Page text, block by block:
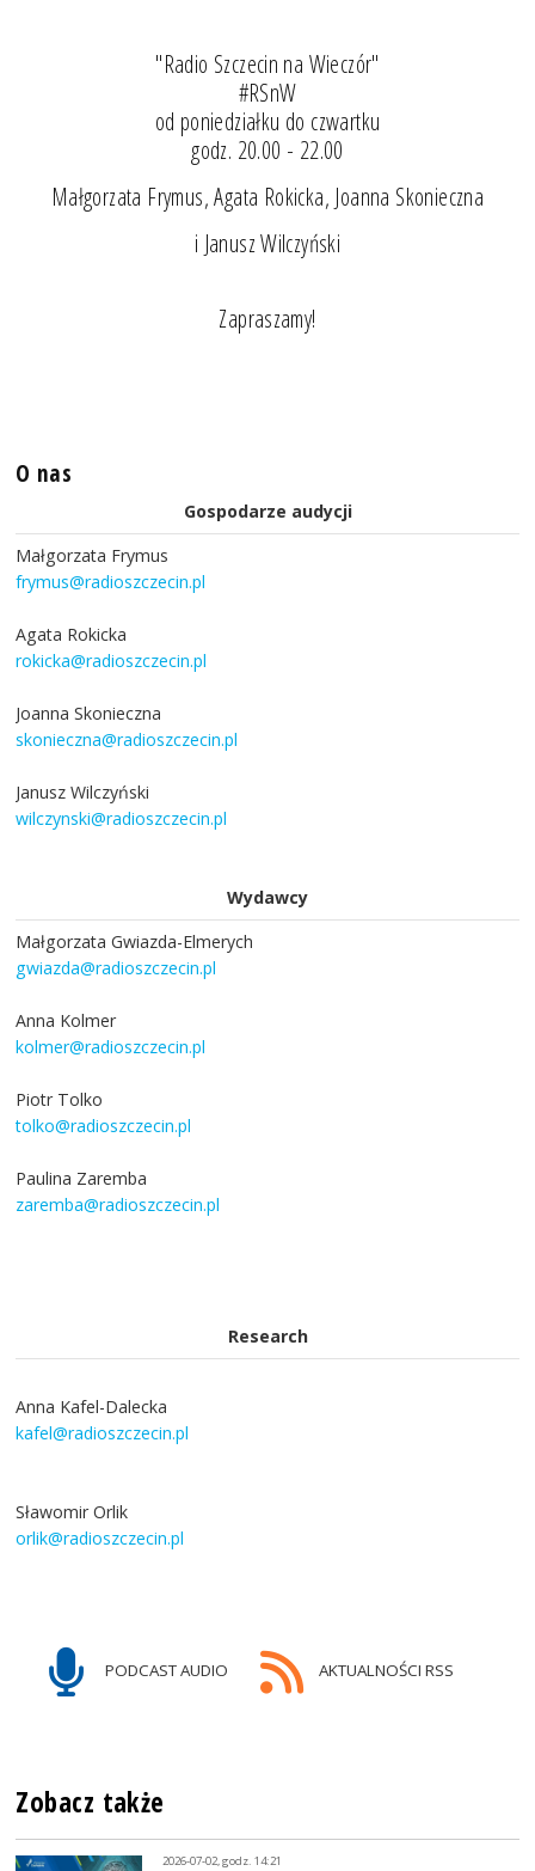
"Radio Szczecin na Wieczór"
#RSnW
od poniedziałku do czwartku
godz. 20.00 - 22.00
Małgorzata Frymus, Agata Rokicka, Joanna Skonieczna
i Janusz Wilczyński
Zapraszamy!
O nas
Gospodarze audycji
Małgorzata Frymus
frymus@radioszczecin.pl
Agata Rokicka
rokicka@radioszczecin.pl
Joanna Skonieczna
skonieczna@radioszczecin.pl
Janusz Wilczyński
wilczynski@radioszczecin.pl
Wydawcy
Małgorzata Gwiazda-Elmerych
gwiazda@radioszczecin.pl
Anna Kolmer
kolmer@radioszczecin.pl
Piotr Tolko
tolko@radioszczecin.pl
Paulina Zaremba
zaremba@radioszczecin.pl
Research
Anna Kafel-Dalecka
kafel@radioszczecin.pl
Sławomir Orlik
orlik@radioszczecin.pl
PODCAST AUDIO AKTUALNOŚCI RSS
Zobacz także
2026-07-02, godz. 14:21